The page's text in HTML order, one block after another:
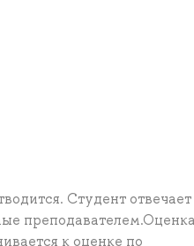
Студент отвечает
к оценке по